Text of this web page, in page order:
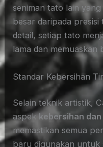
seniman tato lain
besar daripada
detail, setiap tato
lama dan memuaskan
Standar Kebersihan
Selain teknik artistik,
aspekkebersihan
memastikan semua
baru digunakan untuk